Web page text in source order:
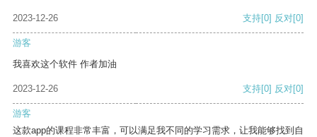
2023-12-26 支持[0] 反对[0]
游客
我喜欢这个软件 作者加油
2023-12-26 支持[0] 反对[0]
游客
这款app的课程非常丰富，可以满足我不同的学习需求，让我能够找到自